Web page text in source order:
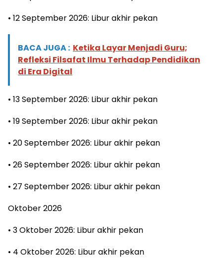
• 12 September 2026: Libur akhir pekan
BACA JUGA : Ketika Layar Menjadi Guru;
Refleksi Filsafat Ilmu Terhadap Pendidikan
di Era Digital
• 13 September 2026: Libur akhir pekan
• 19 September 2026: Libur akhir pekan
• 20 September 2026: Libur akhir pekan
• 26 September 2026: Libur akhir pekan
• 27 September 2026: Libur akhir pekan
Oktober 2026
• 3 Oktober 2026: Libur akhir pekan
• 4 Oktober 2026: Libur akhir pekan